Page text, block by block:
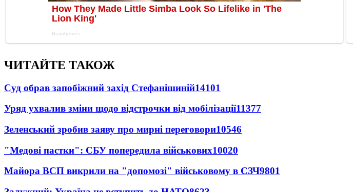
ЧИТАЙТЕ ТАКОЖ
Суд обрав запобіжний захід Стефанішиній14101
Уряд ухвалив зміни щодо відстрочки від мобілізації11377
Зеленський зробив заяву про мирні переговори10546
"Медові пастки": СБУ попередила військових10020
Майора ВСП викрили на "допомозі" військовому в СЗЧ9801